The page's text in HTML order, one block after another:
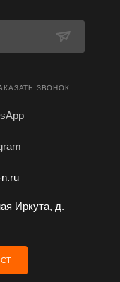
ЗВОНОК
Иркута, д.